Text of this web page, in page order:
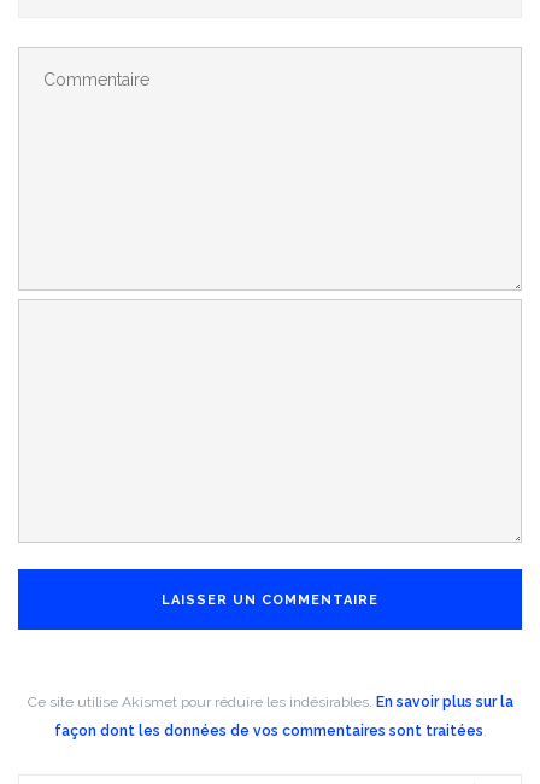
Ce site utilise Akismet pour réduire les indésirables. En savoir plus sur la
façon dont les données de vos commentaires sont traitées.